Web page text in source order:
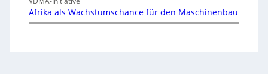
Afrika als Wachstumschance für den Maschinenbau